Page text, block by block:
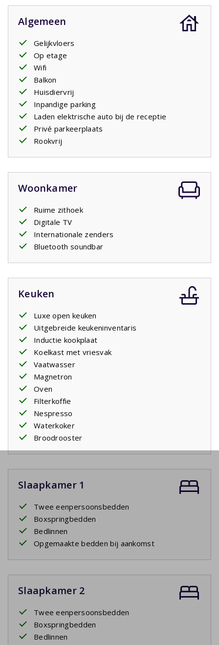
Algemeen
Gelijkvloers
Op etage
Wifi
Balkon
Huisdiervrij
Inpandige parking
Laden elektrische auto bij de receptie
Privé parkeerplaats
Rookvrij
Woonkamer
Ruime zithoek
Digitale TV
Internationale zenders
Bluetooth soundbar
Keuken
Luxe open keuken
Uitgebreide keukeninventaris
Inductie kookplaat
Koelkast met vriesvak
Vaatwasser
Magnetron
Oven
Filterkoffie
Nespresso
Waterkoker
Broodrooster
Slaapkamer 1
Twee eenpersoonsbedden
Boxspringbedden
Bedlinnen
Opgemaakte bedden bij aankomst
Slaapkamer 2
Twee eenpersoonsbedden
Boxspringbedden
Bedlinnen